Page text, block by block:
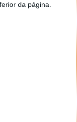
da página.